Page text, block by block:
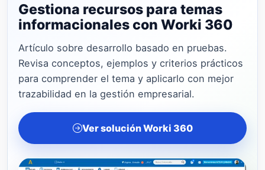
Gestiona recursos para temas
informacionales con Worki 360
Artículo sobre desarrollo basado en pruebas.
Revisa conceptos, ejemplos y criterios prácticos
para comprender el tema y aplicarlo con mejor
trazabilidad en la gestión empresarial.
Ver solución Worki 360